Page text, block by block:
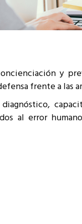
Cómo
y
frente a las
al error